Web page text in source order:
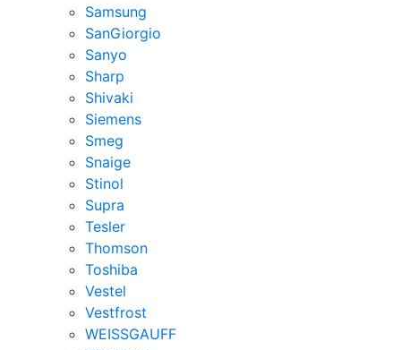
Samsung
SanGiorgio
Sanyo
Sharp
Shivaki
Siemens
Smeg
Snaige
Stinol
Supra
Tesler
Thomson
Toshiba
Vestel
Vestfrost
WEISSGAUFF